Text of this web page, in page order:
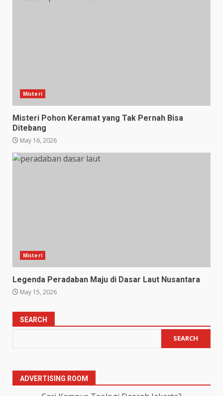
Misteri
Misteri Pohon Keramat yang Tak Pernah Bisa
Ditebang
May 16, 2026
Misteri
Legenda Peradaban Maju di Dasar Laut Nusantara
May 15, 2026
SEARCH
SEARCH
ADVERTISING ROOM